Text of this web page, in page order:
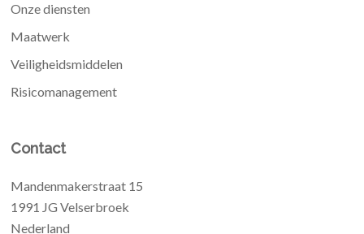
Onze diensten
Maatwerk
Veiligheidsmiddelen
Risicomanagement
Contact
Mandenmakerstraat 15
1991 JG Velserbroek
Nederland